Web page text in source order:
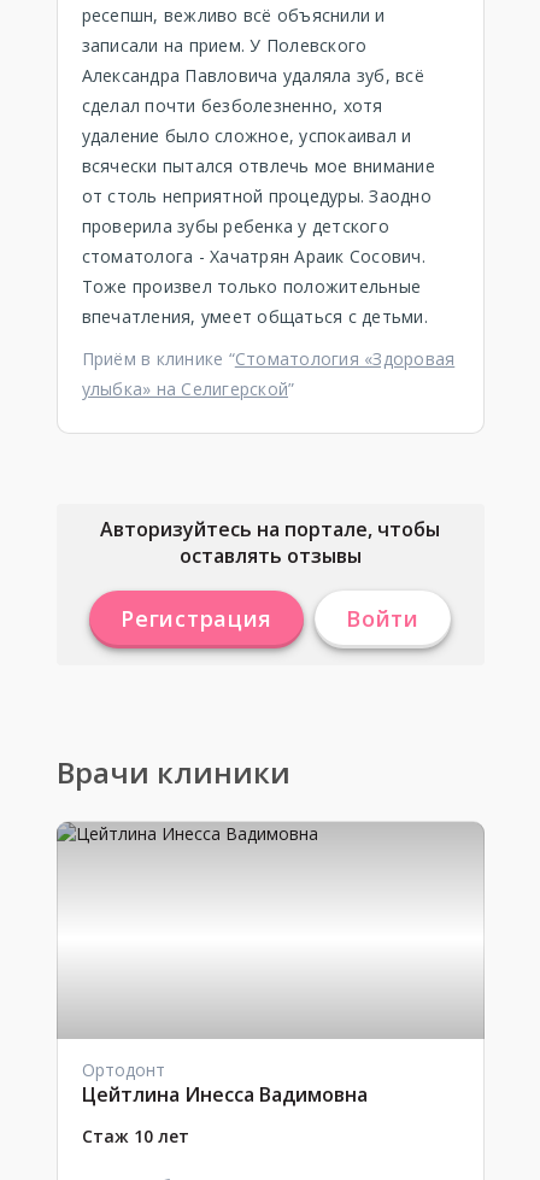
ресепшн, вежливо всё объяснили и
записали на прием. У Полевского
Александра Павловича удаляла зуб, всё
сделал почти безболезненно, хотя
удаление было сложное, успокаивал и
всячески пытался отвлечь мое внимание
от столь неприятной процедуры. Заодно
проверила зубы ребенка у детского
стоматолога - Хачатрян Араик Сосович.
Тоже произвел только положительные
впечатления, умеет общаться с детьми.
Приём в клинике “Стоматология «Здоровая
улыбка» на Селигерской”
Авторизуйтесь на портале, чтобы
оставлять отзывы
Регистрация Войти
Врачи клиники
Ортодонт
Цейтлина Инесса Вадимовна
Стаж 10 лет